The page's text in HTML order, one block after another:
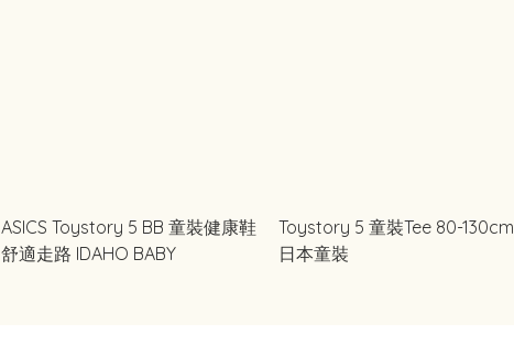
ASICS Toystory 5 BB 童裝健康鞋
舒適走路 IDAHO BABY
Toystory 5 童裝Tee 80-130cm
日本童裝